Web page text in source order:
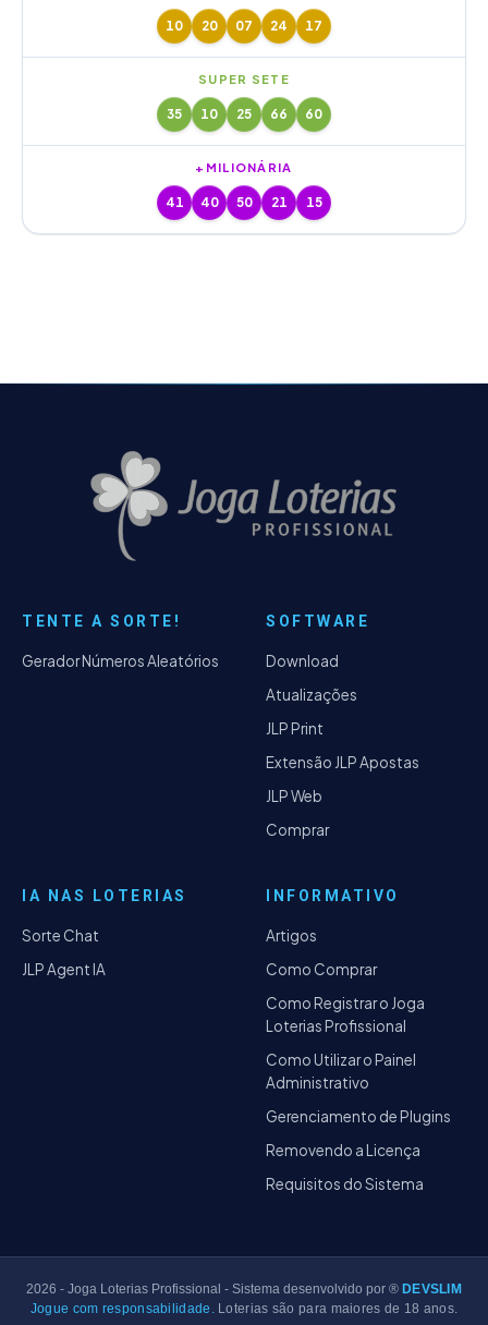
10 20 07 24 17
SUPER SETE
35 10 25 66 60
+MILIONÁRIA
41 40 50 21 15
TENTE A SORTE!
Gerador Números Aleatórios
SOFTWARE
Download
Atualizações
JLP Print
Extensão JLP Apostas
JLP Web
Comprar
IA NAS LOTERIAS
Sorte Chat
JLP Agent IA
INFORMATIVO
Artigos
Como Comprar
Como Registrar o Joga
Loterias Profissional
Como Utilizar o Painel
Administrativo
Gerenciamento de Plugins
Removendo a Licença
Requisitos do Sistema
2026 - Joga Loterias Profissional - Sistema desenvolvido por ® DEVSLIM
Jogue com responsabilidade. Loterias são para maiores de 18 anos.